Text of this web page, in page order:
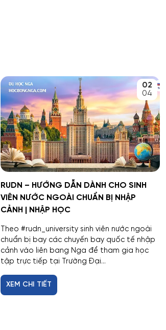
02
04
RUDN – HƯỚNG DẪN DÀNH CHO SINH
VIÊN NƯỚC NGOÀI CHUẨN BỊ NHẬP
CẢNH | NHẬP HỌC
Theo #rudn_university sinh viên nước ngoài
chuẩn bị bay các chuyến bay quốc tế nhập
cảnh vào liên bang Nga để tham gia học
tập trực tiếp tại Trường Đại...
XEM CHI TIẾT